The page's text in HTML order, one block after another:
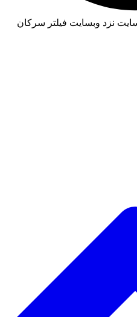
نزد وبسایت فیلتر سرکان